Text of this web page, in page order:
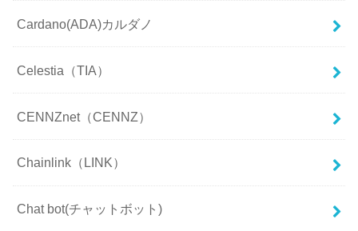
Cardano(ADA)カルダノ
Celestia（TIA）
CENNZnet（CENNZ）
Chainlink（LINK）
Chat bot(チャットボット)